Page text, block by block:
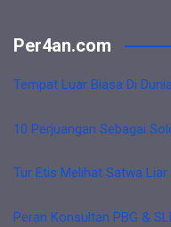
Per4an.com
Tempat Luar Biasa Di
10 Perjuangan Sebagai
Tur Etis Melihat Satwa
Peran Konsultan PBG &